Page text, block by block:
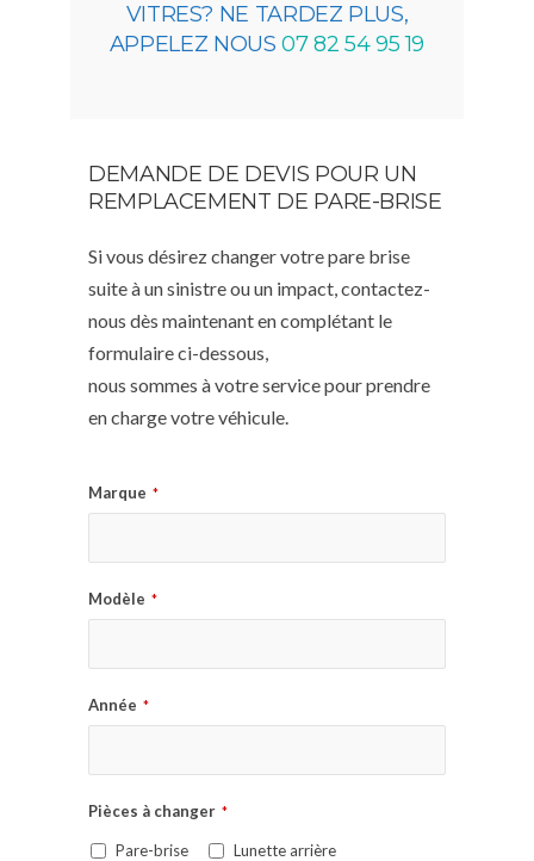
VITRES? NE TARDEZ PLUS,
APPELEZ NOUS07 82 54 95 19
DEMANDE DE DEVIS POUR UN
REMPLACEMENT DE PARE-BRISE
Si vous désirez changer votre pare brise
suite à un sinistre ou un impact, contactez-
nous dès maintenant en complétant le
formulaire ci-dessous,
nous sommes à votre service pour prendre
en charge votre véhicule.
Marque *
Modèle *
Année *
Pièces à changer *
Pare-brise Lunette arrière